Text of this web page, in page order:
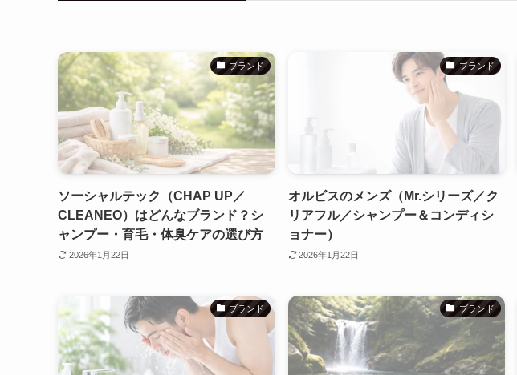
ブランド
ソーシャルテック（CHAP UP／
CLEANEO）はどんなブランド？シ
ャンプー・育毛・体臭ケアの選び方
2026年1月22日
ブランド
オルビスのメンズ（Mr.シリーズ／ク
リアフル／シャンプー＆コンディシ
ョナー）
2026年1月22日
ブランド ブランド